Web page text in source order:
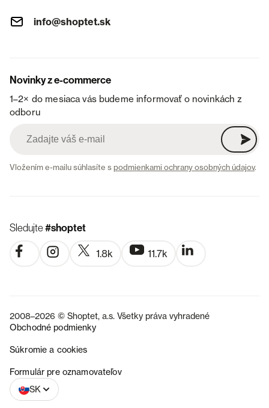
info@shoptet.sk
Novinky z e-commerce
1–2× do mesiaca vás budeme informovať o novinkách z
odboru
Vložením e-mailu súhlasíte spodmienkami ochrany osobných údajov.
Sledujte#shoptet
1.8k 11.7k
2008–2026 © Shoptet, a.s. Všetky práva vyhradené
Obchodné podmienky
Súkromie a cookies
Formulár pre oznamovateľov
SK